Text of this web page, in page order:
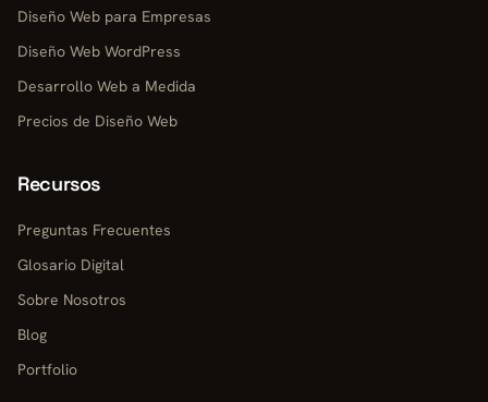
Diseño Web para Empresas
Diseño Web WordPress
Desarrollo Web a Medida
Precios de Diseño Web
Recursos
Preguntas Frecuentes
Glosario Digital
Sobre Nosotros
Blog
Portfolio